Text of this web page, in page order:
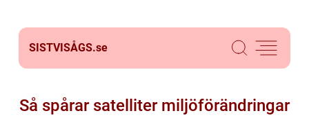
SISTVISÅGS.se
Så spårar satelliter miljöförändringar